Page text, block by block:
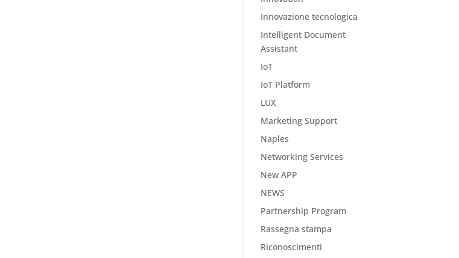
Innovazione tecnologica
Intelligent Document
Assistant
IoT
IoT Platform
LUX
Marketing Support
Naples
Networking Services
New APP
NEWS
Partnership Program
Rassegna stampa
Riconoscimenti